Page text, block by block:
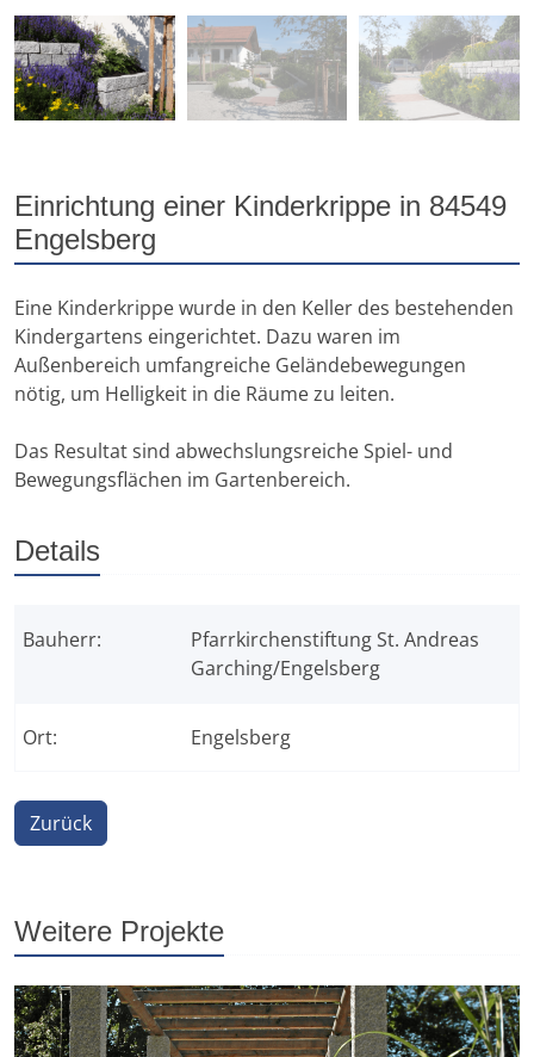
Einrichtung einer Kinderkrippe in 84549
Engelsberg
Eine Kinderkrippe wurde in den Keller des bestehenden
Kindergartens eingerichtet. Dazu waren im
Außenbereich umfangreiche Geländebewegungen
nötig, um Helligkeit in die Räume zu leiten.
Das Resultat sind abwechslungsreiche Spiel- und
Bewegungsflächen im Gartenbereich.
Details
Bauherr:
Pfarrkirchenstiftung St. Andreas
Garching/Engelsberg
Ort: Engelsberg
Zurück
Weitere Projekte